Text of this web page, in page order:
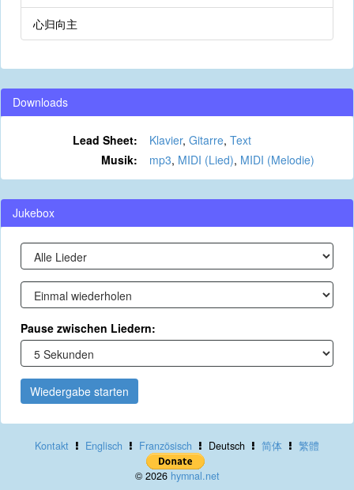
心归向主
Downloads
Lead Sheet: Klavier, Gitarre, Text
Musik:
mp3, MIDI (Lied), MIDI (Melodie)
Jukebox
Pause zwischen Liedern:
Wiedergabe starten
Kontakt Englisch Französisch Deutsch 简体 繁體
© 2026 hymnal.net